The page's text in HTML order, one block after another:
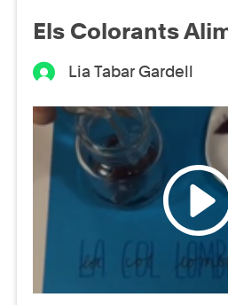
Els Colorants
Lia Tabar Gardell